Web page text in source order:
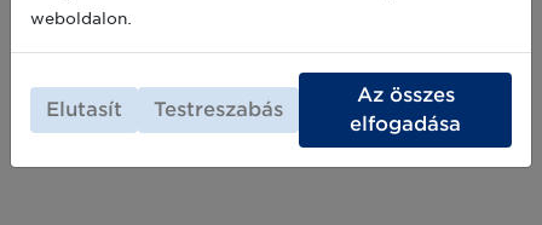
szabványokkal kapcsolatosan!
weboldalon.
Elutasít Testreszabás
Az összes
elfogadása